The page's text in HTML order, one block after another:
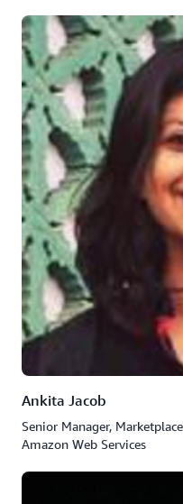
Ankita Jacob
Senior Manager,
Amazon Web Services